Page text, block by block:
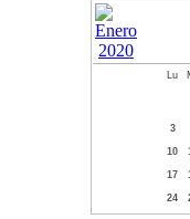
Lu
3
10
17
24